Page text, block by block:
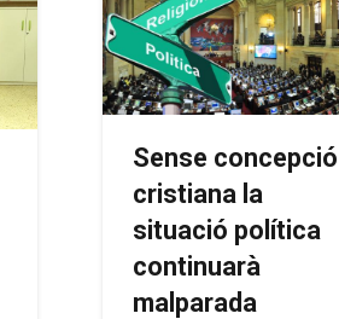
Sense concepció
cristiana la
situació política
continuarà
malparada